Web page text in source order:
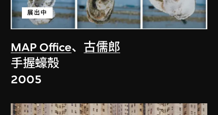
MAP Office、 古儒郎
展出中
手握蠔殼
2005